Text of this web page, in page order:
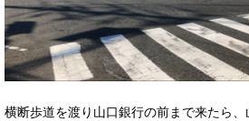
横断歩道を渡り山口銀行の前まで来たら